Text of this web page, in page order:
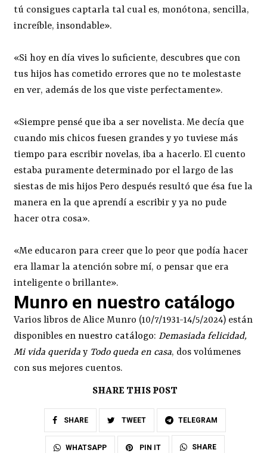
tú consigues captarla tal cual es, monótona, sencilla,
increíble, insondable».
«Si hoy en día vives lo suficiente, descubres que con
tus hijos has cometido errores que no te molestaste
en ver, además de los que viste perfectamente».
«Siempre pensé que iba a ser novelista. Me decía que
cuando mis chicos fuesen grandes y yo tuviese más
tiempo para escribir novelas, iba a hacerlo. El cuento
estaba puramente determinado por el largo de las
siestas de mis hijos Pero después resultó que ésa fue la
manera en la que aprendí a escribir y ya no pude
hacer otra cosa».
«Me educaron para creer que lo peor que podía hacer
era llamar la atención sobre mí, o pensar que era
inteligente o brillante».
Munro en nuestro catálogo
Varios libros de Alice Munro (10/7/1931-14/5/2024) están
disponibles ennuestro catálogo:Demasiada felicidad,
Mi vida querida y Todo queda en casa, dos volúmenes
con sus mejores cuentos.
SHARE THIS POST
SHARE TWEET TELEGRAM
WHATSAPP PIN IT SHARE